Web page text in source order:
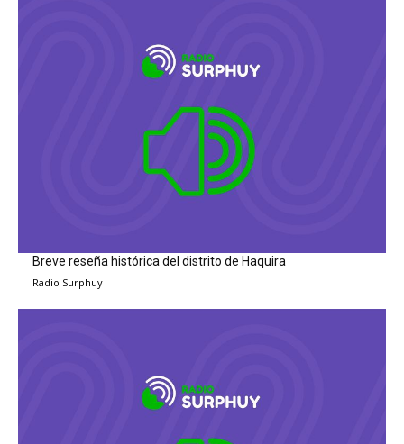
Breve reseña histórica del distrito de Haquira
Radio Surphuy